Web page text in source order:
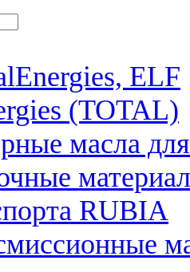
ELF
(TOTAL)
масла
RUBIA